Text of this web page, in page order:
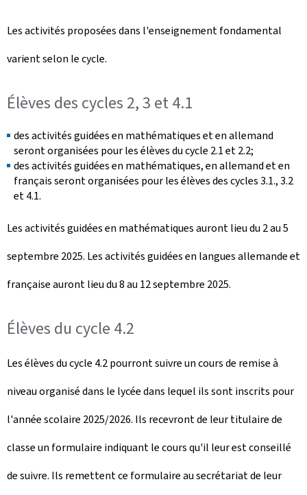
Les activités proposées dans l'enseignement fondamental
varient selon le cycle.
Élèves des cycles 2, 3 et 4.1
des activités guidées en mathématiques et en allemand
seront organisées pour les élèves du cycle 2.1 et 2.2;
des activités guidées en mathématiques, en allemand et en
français seront organisées pour les élèves des cycles 3.1., 3.2
et 4.1.
Les activités guidées en mathématiques auront lieu du 2 au 5
septembre 2025. Les activités guidées en langues allemande et
française auront lieu du 8 au 12 septembre 2025.
Élèves du cycle 4.2
Les élèves du cycle 4.2 pourront suivre un cours de remise à
niveau organisé dans le lycée dans lequel ils sont inscrits pour
l'année scolaire 2025/2026. Ils recevront de leur titulaire de
classe un formulaire indiquant le cours qu'il leur est conseillé
de suivre. Ils remettent ce formulaire au secrétariat de leur